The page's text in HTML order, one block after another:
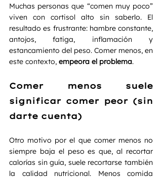
Muchas personas que “comen muy poco”
viven con cortisol alto sin saberlo. El
resultado es frustrante: hambre constante,
antojos, fatiga, inflamación y
estancamiento del peso. Comer menos, en
este contexto, empeora el problema.
Comer menos suele
significar comer peor (sin
darte cuenta)
Otro motivo por el que comer menos no
siempre baja el peso es que, al recortar
calorías sin guía, suele recortarse también
la calidad nutricional. Menos comida